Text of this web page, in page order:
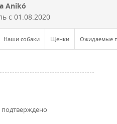
Anikó
с 01.08.2020
Наши собаки Щенки Ожидаемые